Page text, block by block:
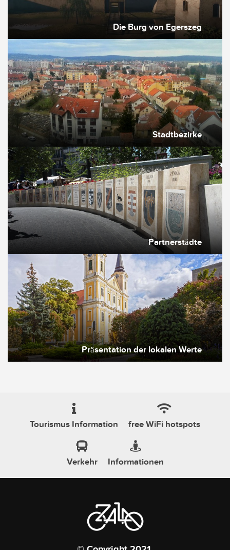
Die Burg von Egerszeg
Stadtbezirke
Partnerstädte
Präsentation der lokalen Werte
Tourismus Information free WiFi hotspots
Verkehr Informationen